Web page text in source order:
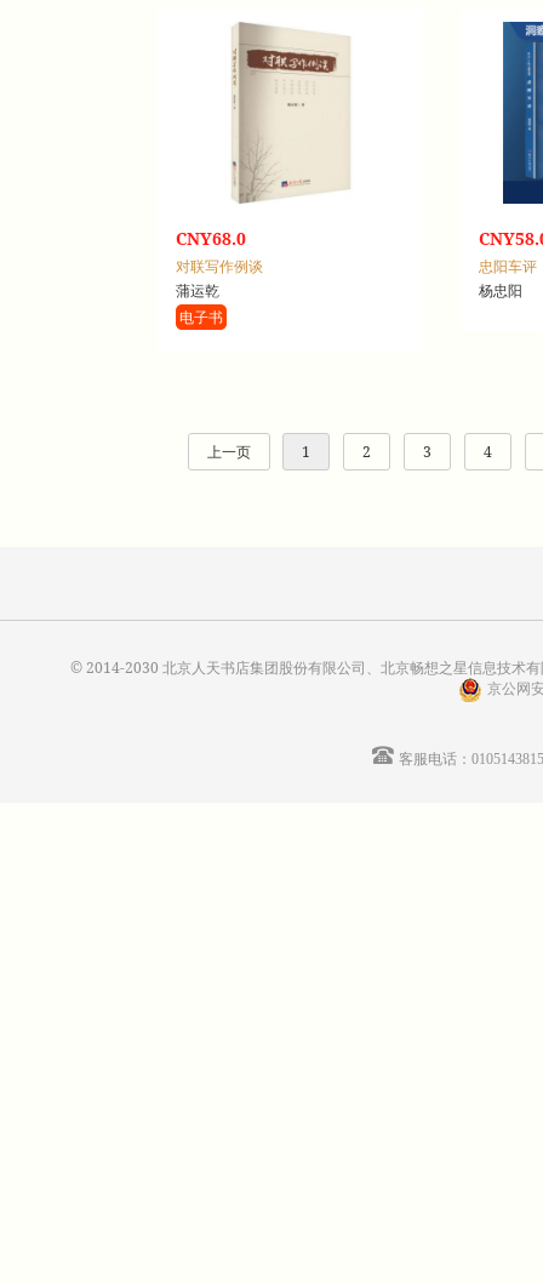
CNY68.0
对联写作例谈
蒲运乾
电子书
忠阳车评
杨忠阳
上一页 1 2 3 4
© 2014-2030 北京人天书店集团股份有限公司、北京畅想之星信息技术
京公网
客服电话：